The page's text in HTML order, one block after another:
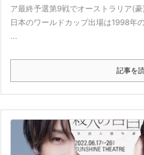
ア最終予選第9戦でオーストラリア(
日本のワールドカップ出場は1998年
...
記事を